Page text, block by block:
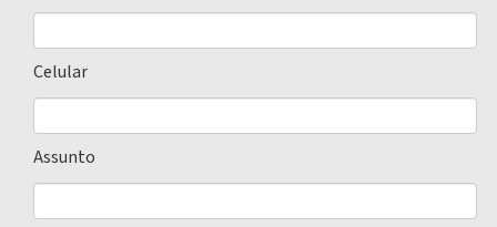
Celular
Assunto